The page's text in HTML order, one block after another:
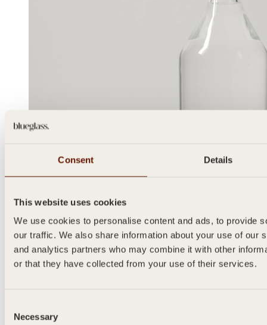
Consent Details
This website uses cookies
We use cookies to personalise content and ads, to provide
our traffic. We also share information about your use of our
and analytics partners who may combine it with other
or that they have collected from your use of their services.
Selection
Necessary
500ml - 750ml